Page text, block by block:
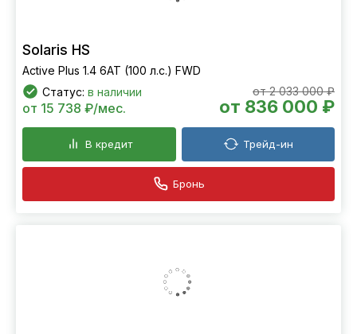
Solaris HS
Active Plus 1.4 6AT (100 л.с.) FWD
Статус: в наличии от 2 033 000 ₽
от 836 000 ₽
от 15 738 ₽/мес.
В кредит Трейд-ин
Бронь